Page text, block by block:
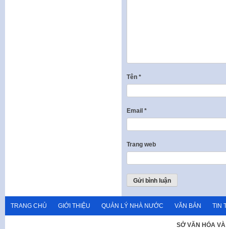
Tên *
Email *
Trang web
TRANG CHỦ GIỚI THIỆU QUẢN LÝ NHÀ NƯỚC VĂN BẢN TIN
SỞ VĂN HÓA